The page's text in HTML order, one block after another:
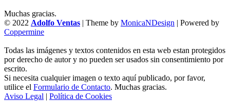
Muchas gracias.
© 2022 Adolfo Ventas | Theme by MonicaNDesign | Powered by
Coppermine
Todas las imágenes y textos contenidos en esta web estan protegidos
por derecho de autor y no pueden ser usados sin consentimiento por
escrito.
Si necesita cualquier imagen o texto aquí publicado, por favor,
utilice el Formulario de Contacto. Muchas gracias.
Aviso Legal | Política de Cookies